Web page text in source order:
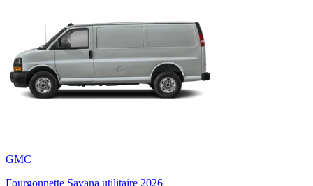
GMC
Fourgonnette Savana utilitaire 2026